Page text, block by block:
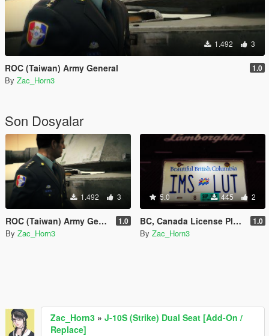
1.492 3
ROC (Taiwan) Army General 1.0
By Zac_Horn3
Son Dosyalar
1.492 3
ROC (Taiwan) Army General 1.0
By Zac_Horn3
5.0 445 2
BC, Canada License Plate 1.0
By Zac_Horn3
Zac_Horn3 » J-10S (Strike) Dual Seat [Add-On /
Replace]